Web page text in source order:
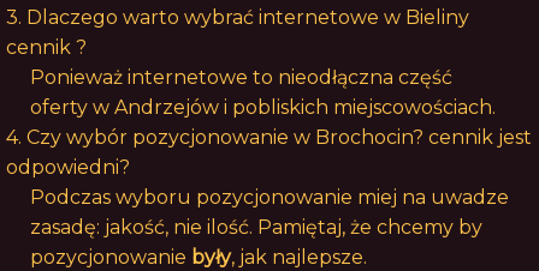
3. Dlaczego warto wybrać internetowe w Bieliny
cennik ?
Ponieważ internetowe to nieodłączna część
oferty w Andrzejów i pobliskich miejscowościach.
4. Czy wybór pozycjonowanie w Brochocin? cennik jest
odpowiedni?
Podczas wyboru pozycjonowanie miej na uwadze
zasadę: jakość, nie ilość. Pamiętaj, że chcemy by
pozycjonowanie były, jak najlepsze.